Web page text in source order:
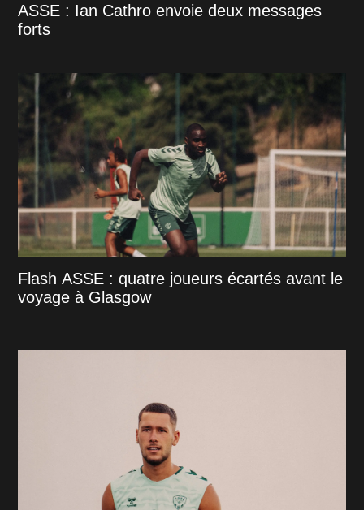
ASSE : Ian Cathro envoie deux messages
forts
Flash ASSE : quatre joueurs écartés avant le
voyage à Glasgow